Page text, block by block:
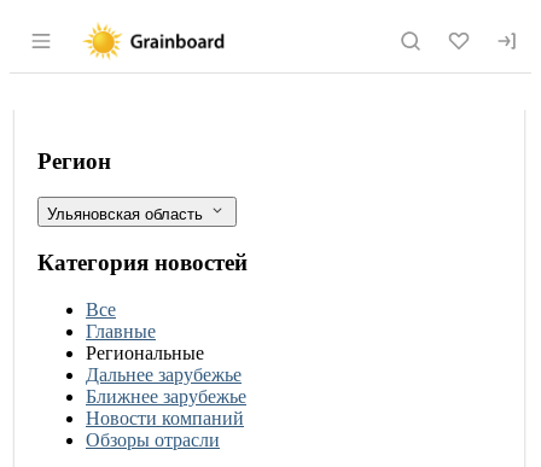
Раздел навигации по сайту
В Ульяновской области активными
Фильтры
Регион
Ульяновская область
Категория новостей
Все
Главные
Региональные
Дальнее зарубежье
Ближнее зарубежье
Новости компаний
Обзоры отрасли